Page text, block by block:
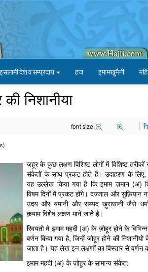
इसलामी देश व सम्प्रदाय हज इमामखु़मैनी
निशानीया
font size
ज़हूर के कुछ लक्षण विशिष्ट लोगों में विशिष्ट
संकेतों के साथ प्रकट होते हैं। उदाहरण के लिए,
यह उल्लेख किया गया है कि इमाम ज़मान (अ)
विषम दिनों में प्रकट होंगे। दज्जाल और सुफ़ियान
उदय और यमानी और सय्यद ख़ुरासानी जैसे
क़याम विशेष लक्षण माने जाते हैं।
रिवयतो मे इमाम महदी (अ) के ज़ोहूर होने के विभिन्न
वर्णन किया गया है, जिन्हें ज़ोहूर होने की
जाता है। यह लेख इन लक्षणों का विस्तार से वर्णन
इमाम महदी (अ) के ज़ोहूर के सामान्य संकेत: